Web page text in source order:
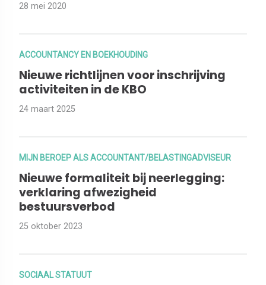
28 mei 2020
ACCOUNTANCY EN BOEKHOUDING
Nieuwe richtlijnen voor inschrijving
activiteiten in de KBO
24 maart 2025
MIJN BEROEP ALS ACCOUNTANT/BELASTINGADVISEUR
Nieuwe formaliteit bij neerlegging:
verklaring afwezigheid
bestuursverbod
25 oktober 2023
SOCIAAL STATUUT